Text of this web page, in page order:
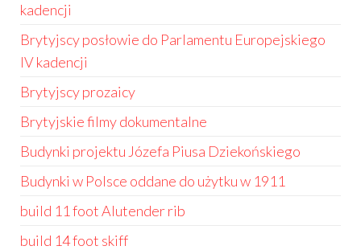
kadencji
Brytyjscy posłowie do Parlamentu Europejskiego
IV kadencji
Brytyjscy prozaicy
Brytyjskie filmy dokumentalne
Budynki projektu Józefa Piusa Dziekońskiego
Budynki w Polsce oddane do użytku w 1911
build 11 foot Alutender rib
build 14 foot skiff